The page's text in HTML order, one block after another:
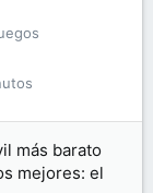
más barato
mejores: el